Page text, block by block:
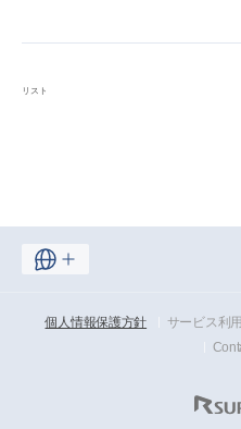
リスト
個人情報保護方針 サービス利